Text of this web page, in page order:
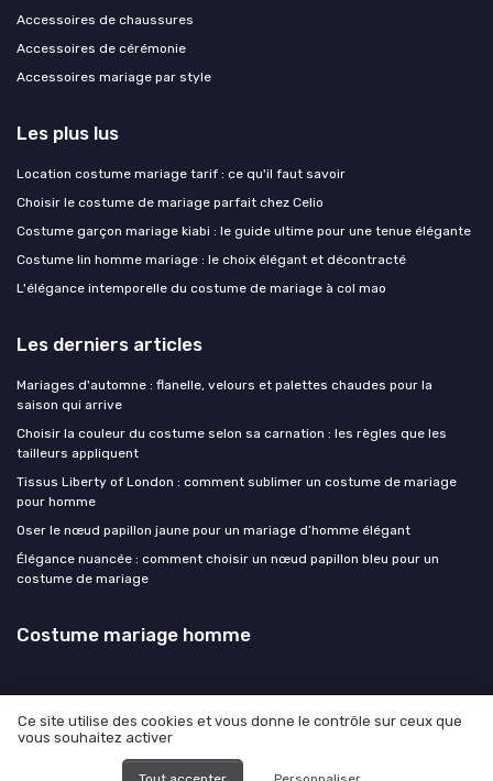
Accessoires de chaussures
Accessoires de cérémonie
Accessoires mariage par style
Les plus lus
Location costume mariage tarif : ce qu'il faut savoir
Choisir le costume de mariage parfait chez Celio
Costume garçon mariage kiabi : le guide ultime pour une tenue élégante
Costume lin homme mariage : le choix élégant et décontracté
L'élégance intemporelle du costume de mariage à col mao
Les derniers articles
Mariages d'automne : flanelle, velours et palettes chaudes pour la
saison qui arrive
Choisir la couleur du costume selon sa carnation : les règles que les
tailleurs appliquent
Tissus Liberty of London : comment sublimer un costume de mariage
pour homme
Oser le nœud papillon jaune pour un mariage d’homme élégant
Élégance nuancée : comment choisir un nœud papillon bleu pour un
costume de mariage
Costume mariage homme
Mentions légales
© Costume mariage homme 2026
Ce site utilise des cookies et vous donne le contrôle sur ceux que
vous souhaitez activer